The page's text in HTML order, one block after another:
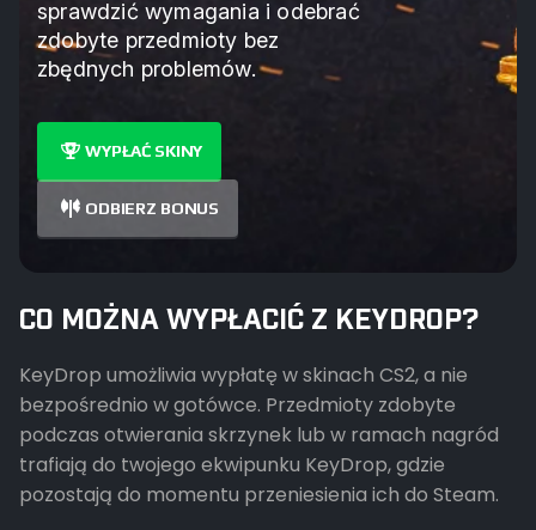
sprawdzić wymagania i odebrać
zdobyte przedmioty bez
zbędnych problemów.
WYPŁAĆ SKINY
ODBIERZ BONUS
CO MOŻNA WYPŁACIĆ Z KEYDROP?
KeyDrop umożliwia wypłatę w skinach CS2, a nie
bezpośrednio w gotówce. Przedmioty zdobyte
podczas otwierania skrzynek lub w ramach nagród
trafiają do twojego ekwipunku KeyDrop, gdzie
pozostają do momentu przeniesienia ich do Steam.